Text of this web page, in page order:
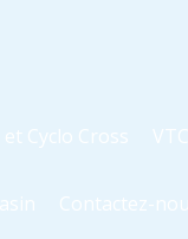
Cyclo Cross
Contactez-